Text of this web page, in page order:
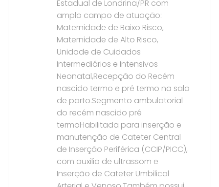
Estadual de Londrina/PR com
amplo campo de atuação:
Maternidade de Baixo Risco,
Maternidade de Alto Risco,
Unidade de Cuidados
Intermediários e Intensivos
Neonatal,Recepção do Recém
nascido termo e pré termo na sala
de parto.Segmento ambulatorial
do recém nascido pré
termoHabilitada para inserção e
manutenção de Cateter Central
de Inserção Periférica (CCIP/PICC),
com auxilio de ultrassom e
Inserção de Cateter Umbilical